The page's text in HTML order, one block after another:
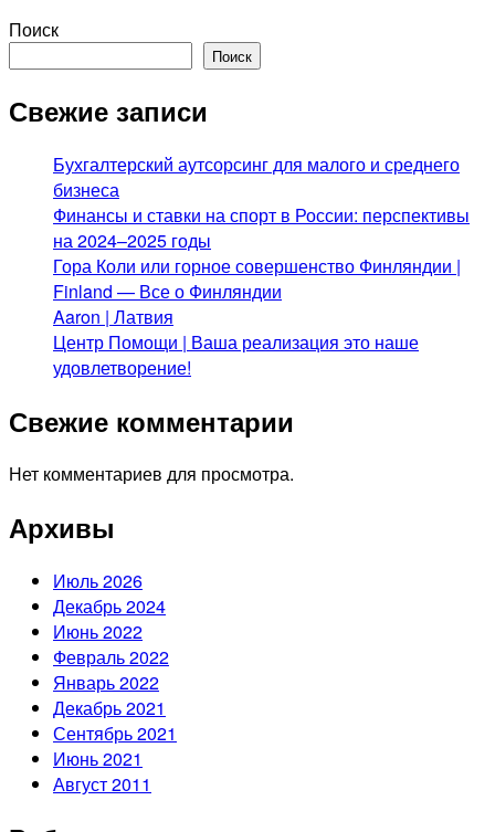
Поиск
Поиск
Свежие записи
Бухгалтерский аутсорсинг для малого и среднего
бизнеса
Финансы и ставки на спорт в России: перспективы
на 2024–2025 годы
Гора Коли или горное совершенство Финляндии |
Finland — Все о Финляндии
Aaron | Латвия
Центр Помощи | Ваша реализация это наше
удовлетворение!
Свежие комментарии
Нет комментариев для просмотра.
Архивы
Июль 2026
Декабрь 2024
Июнь 2022
Февраль 2022
Январь 2022
Декабрь 2021
Сентябрь 2021
Июнь 2021
Август 2011